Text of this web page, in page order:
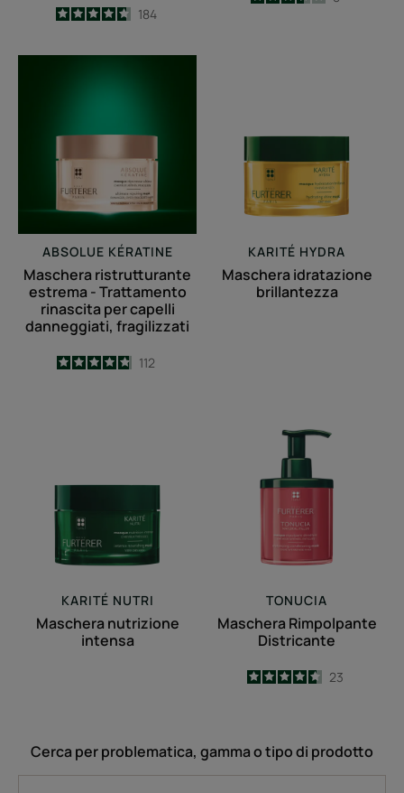
4.6
/5
184
-
rinascita
per
capelli
danneggiati,
fragilizzati
ABSOLUE KÉRATINE
Maschera ristrutturante
estrema - Trattamento
rinascita per capelli
danneggiati, fragilizzati
4.8
/5
112
KARITÉ HYDRA
Maschera idratazione
brillantezza
KARITÉ NUTRI
Maschera nutrizione
intensa
Rimpolpante
Districante
TONUCIA
Maschera Rimpolpante
Districante
4.6
/5
23
Cerca per problematica, gamma o tipo di prodotto